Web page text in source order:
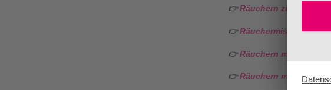
👉Räuchern zu den
👉Räuchermischungen
👉Räuchern mit
👉Räuchern mit